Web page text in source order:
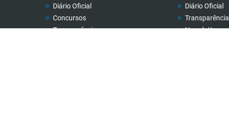
Diário Oficial
Concursos
Transparência
Diário Oficial
Transparência
Newslatter